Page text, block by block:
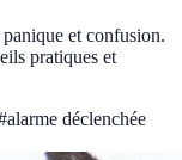
et confusion.
pratiques et
alarme déclenchée